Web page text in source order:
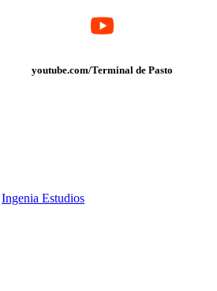
youtube.com/Terminal de Pasto
Ingenia Estudios